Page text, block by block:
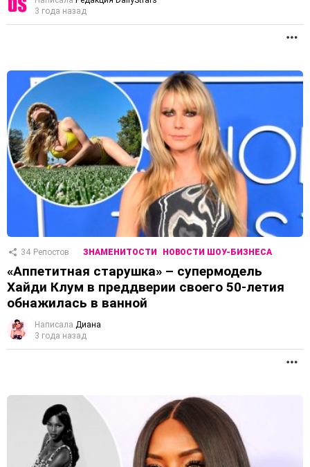
3 года назад
34 Репостов ЗНАМЕНИТОСТИ НОВОСТИ ШОУ-БИЗНЕСА
«Аппетитная старушка» – супермодель
Хайди Клум в преддверии своего 50-летия
обнажилась в ванной
Написала Диана
3 года назад